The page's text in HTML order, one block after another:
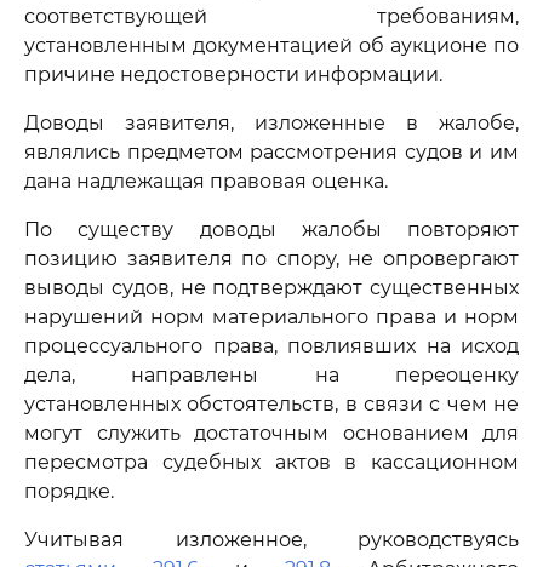
соответствующей требованиям,
установленным документацией об аукционе по
причине недостоверности информации.
Доводы заявителя, изложенные в жалобе,
являлись предметом рассмотрения судов и им
дана надлежащая правовая оценка.
По существу доводы жалобы повторяют
позицию заявителя по спору, не опровергают
выводы судов, не подтверждают существенных
нарушений норм материального права и норм
процессуального права, повлиявших на исход
дела, направлены на переоценку
установленных обстоятельств, в связи с чем не
могут служить достаточным основанием для
пересмотра судебных актов в кассационном
порядке.
Учитывая изложенное, руководствуясь